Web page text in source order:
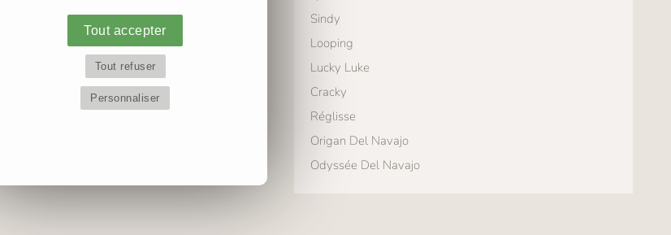
Tout accepter
Tout refuser
Personnaliser
Sindy
Looping
Lucky Luke
Cracky
Réglisse
Origan Del Navajo
Odyssée Del Navajo